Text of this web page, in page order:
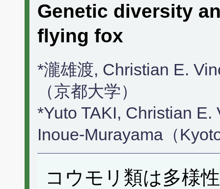
Genetic diversity
flying fox
*瀧雄渡, Christian E.
（京都大学）
*Yuto TAKI, Christian
Inoue-Murayama（
コウモリ類は多様